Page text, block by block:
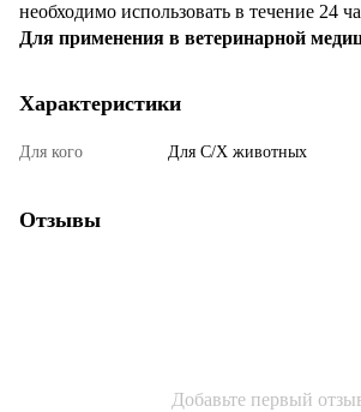
необходимо использовать в течение 24
Для применения в ветеринарной
Характеристики
Для кого Для С/Х животных
Отзывы
Добавьте первый